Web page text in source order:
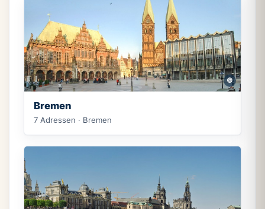
©
Bremen
7 Adressen · Bremen